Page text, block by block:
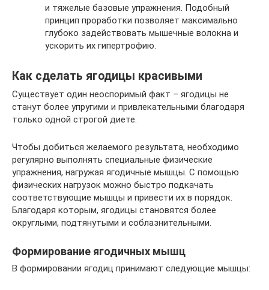
и тяжелые базовые упражнения. Подобный
принцип проработки позволяет максимально
глубоко задействовать мышечные волокна и
ускорить их гипертрофию.
Как сделать ягодицы красивыми
Существует один неоспоримый факт – ягодицы не
станут более упругими и привлекательными благодаря
только одной строгой диете.
Чтобы добиться желаемого результата, необходимо
регулярно выполнять специальные физические
упражнения, нагружая ягодичные мышцы. С помощью
физических нагрузок можно быстро подкачать
соответствующие мышцы и привести их в порядок.
Благодаря которым, ягодицы становятся более
округлыми, подтянутыми и соблазнительными.
Формирование ягодичных мышц
В формировании ягодиц принимают следующие мышцы: